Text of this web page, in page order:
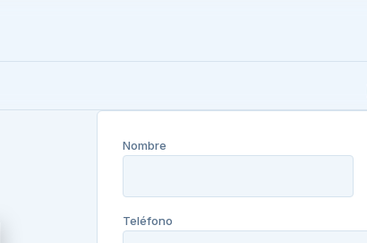
Nombre
Teléfono